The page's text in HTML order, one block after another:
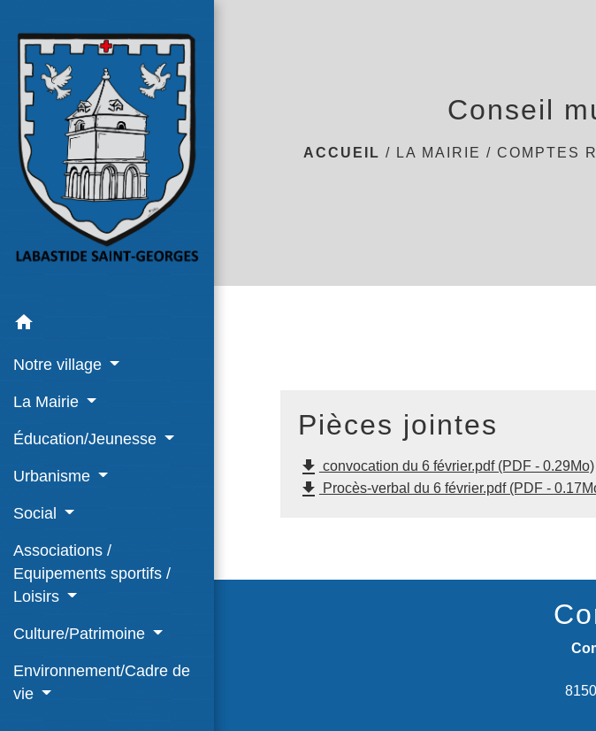
home
Notre village
La Mairie
Éducation/Jeunesse
Urbanisme
Social
Associations /
Equipements sportifs /
Loisirs
Culture/Patrimoine
Environnement/Cadre de
vie
Conseil
ACCUEIL / LA MAIRIE /COMPTES
Pièces jointes
file_download convocation du 6 février.pdf (PDF - 0.29Mo)
file_download Procès-verbal du 6 février.pdf (PDF -